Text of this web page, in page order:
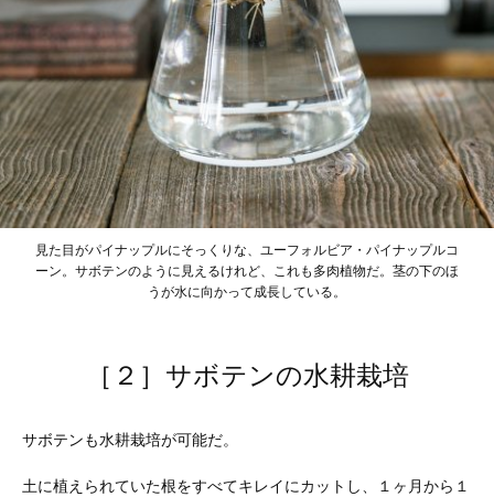
見た目がパイナップルにそっくりな、ユーフォルビア・パイナップルコ
ーン。サボテンのように見えるけれど、これも多肉植物だ。茎の下のほ
うが水に向かって成長している。
［２］サボテンの水耕栽培
サボテンも水耕栽培が可能だ。
土に植えられていた根をすべてキレイにカットし、１ヶ月から１